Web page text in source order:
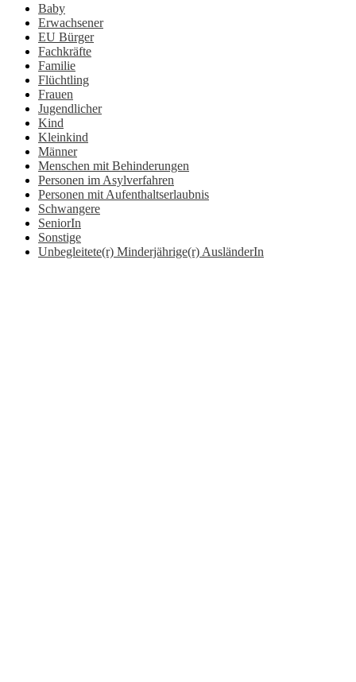
Baby
Erwachsener
EU Bürger
Fachkräfte
Familie
Flüchtling
Frauen
Jugendlicher
Kind
Kleinkind
Männer
Menschen mit Behinderungen
Personen im Asylverfahren
Personen mit Aufenthaltserlaubnis
Schwangere
SeniorIn
Sonstige
Unbegleitete(r) Minderjährige(r) AusländerIn